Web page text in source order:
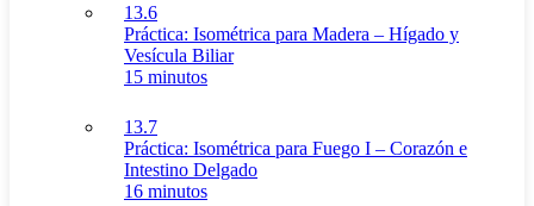
13.6
Práctica: Isométrica para Madera – Hígado y
Vesícula Biliar
15 minutos
13.7
Práctica: Isométrica para Fuego I – Corazón e
Intestino Delgado
16 minutos